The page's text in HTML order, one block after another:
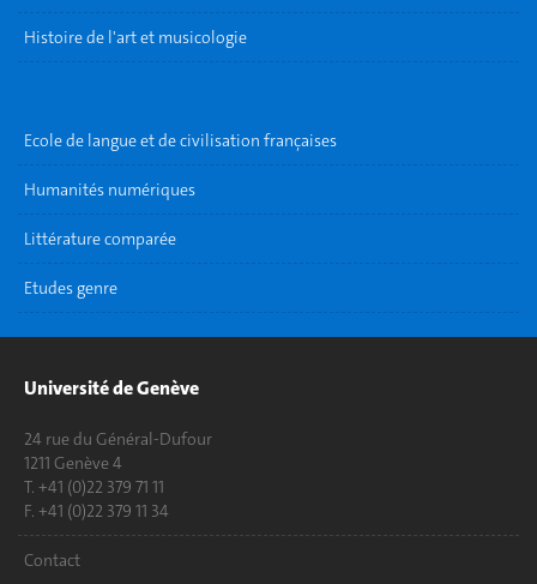
Histoire de l'art et musicologie
Ecole de langue et de civilisation françaises
Humanités numériques
Littérature comparée
Etudes genre
Université de Genève
24 rue du Général-Dufour
1211 Genève 4
T. +41 (0)22 379 71 11
F. +41 (0)22 379 11 34
Contact